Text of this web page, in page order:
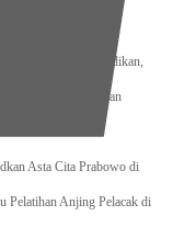
Wakaf dan Pendidikan,
Investasi dan
Asta Cita Prabowo di
Pelatihan Anjing Pelacak di